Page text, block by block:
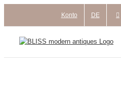
springen
Konto DE